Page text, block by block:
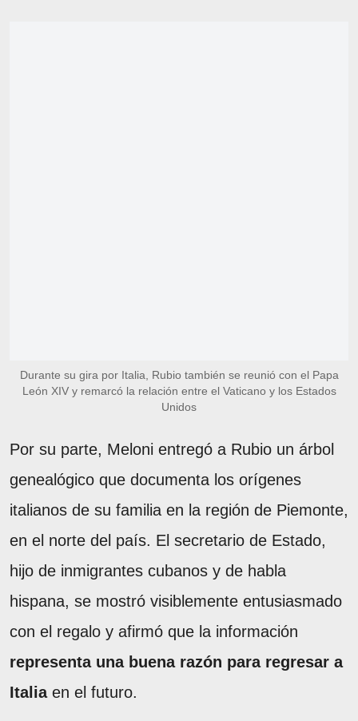
Durante su gira por Italia, Rubio también se reunió con el Papa
León XIV y remarcó la relación entre el Vaticano y los Estados
Unidos
Por su parte, Meloni entregó a Rubio un árbol
genealógico que documenta los orígenes
italianos de su familia en la región de Piemonte,
en el norte del país. El secretario de Estado,
hijo de inmigrantes cubanos y de habla
hispana, se mostró visiblemente entusiasmado
con el regalo y afirmó que la información
representa una buena razón para regresar a
Italiaen el futuro.